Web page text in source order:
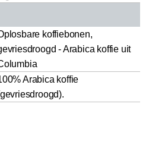
koffiebonen,
- Arabica koffie uit
Arabica koffie